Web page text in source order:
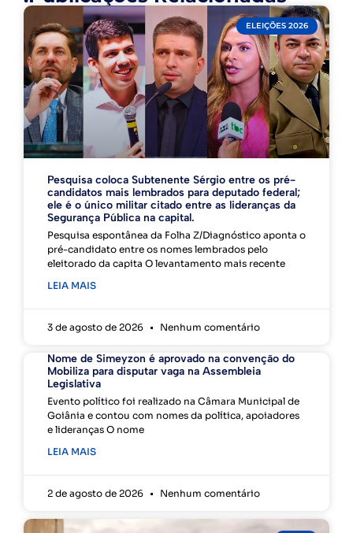
ELEIÇÕES 2026
Pesquisa coloca Subtenente Sérgio entre os pré-
candidatos mais lembrados para deputado federal;
ele é o único militar citado entre as lideranças da
Segurança Pública na capital.
Pesquisa espontânea da Folha Z/Diagnóstico aponta o
pré-candidato entre os nomes lembrados pelo
eleitorado da capita O levantamento mais recente
LEIA MAIS
3 de agosto de 2026 Nenhum comentário
Nome de Simeyzon é aprovado na convenção do
Mobiliza para disputar vaga na Assembleia
Legislativa
Evento político foi realizado na Câmara Municipal de
Goiânia e contou com nomes da política, apoiadores
e lideranças O nome
LEIA MAIS
2 de agosto de 2026 Nenhum comentário